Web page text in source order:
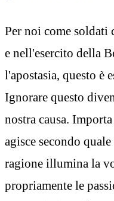
Per noi come
e nell'esercito della
l'apostasia, questo è
Ignorare questo
nostra causa.
agisce secondo
ragione illumina la
propriamente le